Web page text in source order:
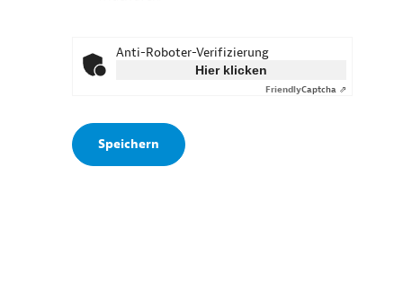
Anti-Roboter-Verifizierung
Hier klicken
FriendlyCaptcha ⇗